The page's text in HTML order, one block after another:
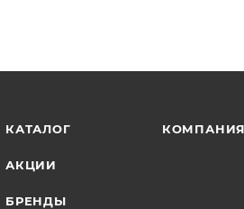
наличие на складе. Фактом
КАТАЛОГ
АКЦИИ
БРЕНДЫ
КОМПАНИЯ